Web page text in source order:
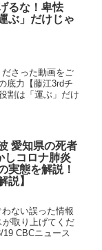
るな！卑怯
ぶ」だけじゃ
さった動画をご
底力【藤江3rdチ
割は「運ぶ」だけ
愛知県の死者
しコロナ肺炎
実態を解説！
説】
ない誤った情報
取り上げてくだ
CBCニュース